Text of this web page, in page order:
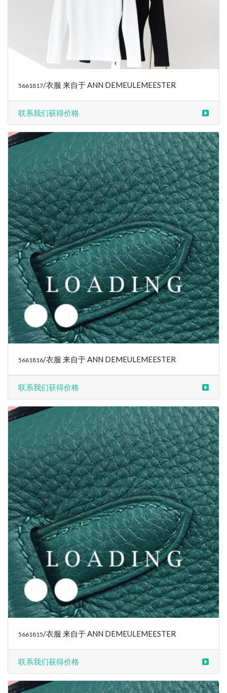
/衣服 来自于 ANN DEMEULEMEESTER
5661816 /衣服 来自于 ANN DEMEULEMEESTER
联系我们获得价格
5661815 /衣服 来自于 ANN DEMEULEMEESTER
联系我们获得价格